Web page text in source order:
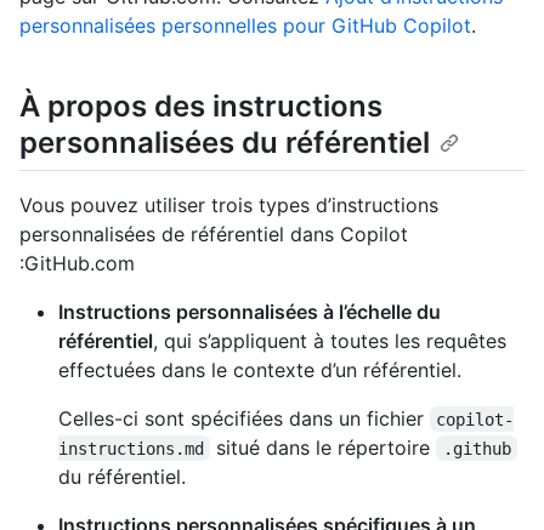
personnalisées personnelles pour GitHub Copilot.
À propos des instructions
personnalisées du référentiel
Vous pouvez utiliser trois types d’instructions
personnalisées de référentiel dans Copilot
:GitHub.com
Instructions personnalisées à l’échelle du
référentiel, qui s’appliquent à toutes les requêtes
effectuées dans le contexte d’un référentiel.
Celles-ci sont spécifiées dans un fichier
copilot-
instructions.md
situé dans le répertoire .github
du référentiel.
Instructions personnalisées spécifiques à un